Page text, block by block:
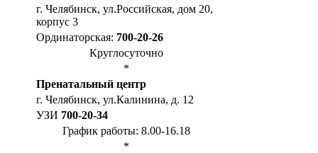
г. Челябинск, ул.Российская, дом 20,
корпус 3
Ординаторская: 700-20-26
Круглосуточно
*
Пренатальный центр
г. Челябинск, ул.Калинина, д. 12
УЗИ 700-20-34
График работы: 8.00-16.18
*